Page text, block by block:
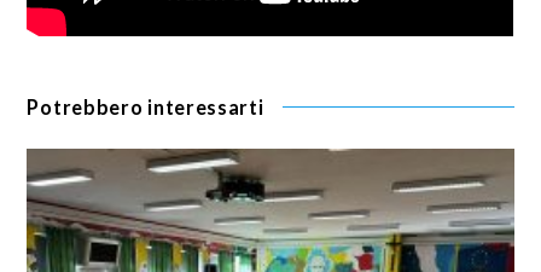
Potrebbero interessarti